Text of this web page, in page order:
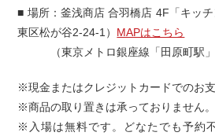
■ 場所：釜浅商店 合羽橋店 4F「キッ
東区松が谷2-24-1） MAPはこちら
（東京メトロ銀座線「田原町駅」
※現金またはクレジットカードでのお支
※商品の取り置きは承っておりません。
※入場は無料です。どなたでも予約